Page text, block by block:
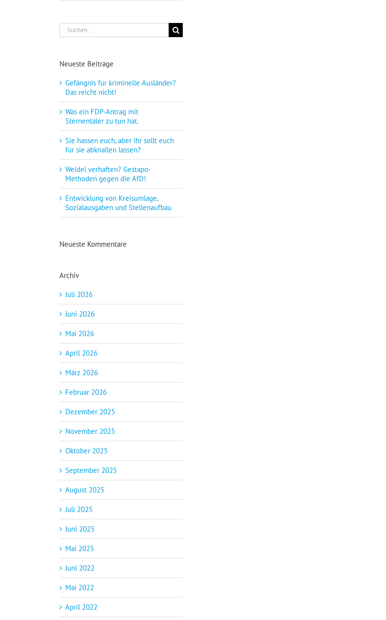
Suche
nach:
Neueste Beiträge
Gefängnis für kriminelle Ausländer?
Das reicht nicht!
Was ein FDP-Antrag mit
Sternentaler zu tun hat.
Sie hassen euch, aber ihr sollt euch
für sie abknallen lassen?
Weidel verhaften? Gestapo-
Methoden gegen die AfD!
Entwicklung von Kreisumlage,
Sozialausgaben und Stellenaufbau
Neueste Kommentare
Archiv
Juli 2026
Juni 2026
Mai 2026
April 2026
März 2026
Februar 2026
Dezember 2025
November 2025
Oktober 2025
September 2025
August 2025
Juli 2025
Juni 2025
Mai 2025
Juni 2022
Mai 2022
April 2022